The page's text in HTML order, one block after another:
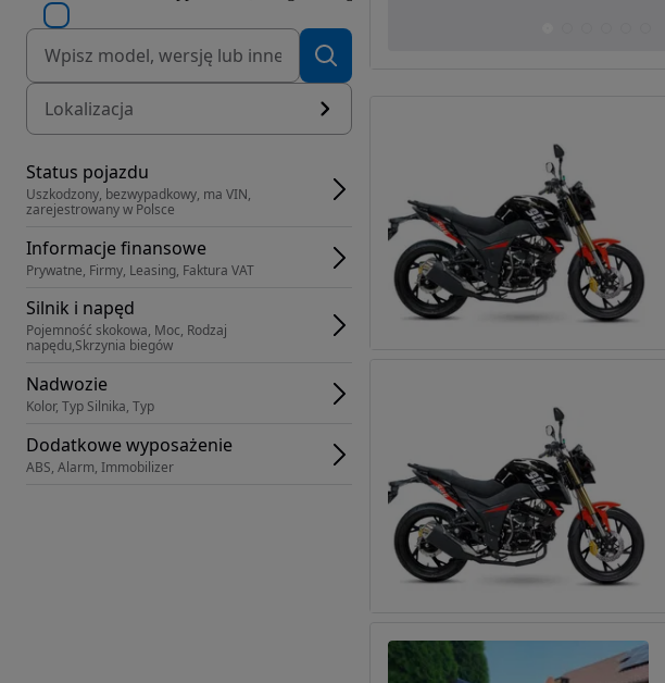
Lokalizacja
Status pojazdu
Uszkodzony, bezwypadkowy, ma VIN,
zarejestrowany w Polsce
Informacje finansowe
Prywatne, Firmy, Leasing, Faktura VAT
Silnik i napęd
Pojemność skokowa, Moc, Rodzaj
napędu,Skrzynia biegów
Nadwozie
Kolor, Typ Silnika, Typ
Dodatkowe wyposażenie
ABS, Alarm, Immobilizer